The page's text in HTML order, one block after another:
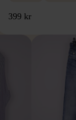
399 kr